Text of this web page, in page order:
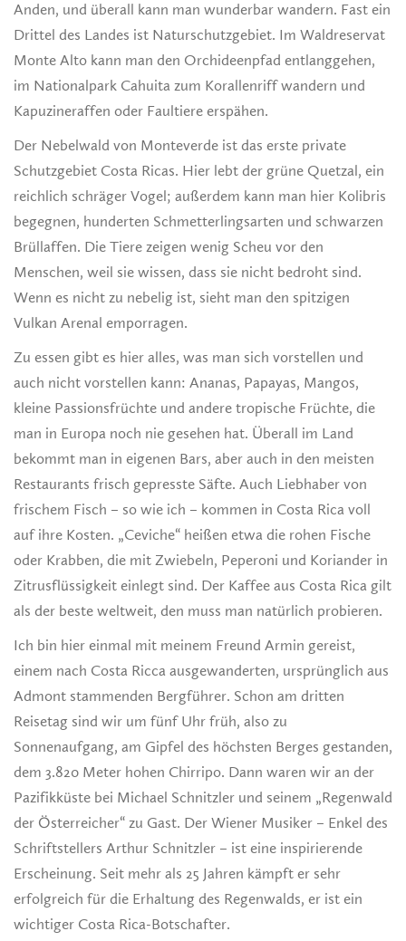
Anden, und überall kann man wunderbar wandern. Fast ein
Drittel des Landes ist Naturschutzgebiet. Im Waldreservat
Monte Alto kann man den Orchideenpfad entlanggehen,
im Nationalpark Cahuita zum Korallenriff wandern und
Kapuzineraffen oder Faultiere erspähen.
Der Nebelwald von Monteverde ist das erste private
Schutzgebiet Costa Ricas. Hier lebt der grüne Quetzal, ein
reichlich schräger Vogel; außerdem kann man hier Kolibris
begegnen, hunderten Schmetterlingsarten und schwarzen
Brüllaffen. Die Tiere zeigen wenig Scheu vor den
Menschen, weil sie wissen, dass sie nicht bedroht sind.
Wenn es nicht zu nebelig ist, sieht man den spitzigen
Vulkan Arenal emporragen.
Zu essen gibt es hier alles, was man sich vorstellen und
auch nicht vorstellen kann: Ananas, Papayas, Mangos,
kleine Passionsfrüchte und andere tropische Früchte, die
man in Europa noch nie gesehen hat. Überall im Land
bekommt man in eigenen Bars, aber auch in den meisten
Restaurants frisch gepresste Säfte. Auch Liebhaber von
frischem Fisch – so wie ich – kommen in Costa Rica voll
auf ihre Kosten. „Ceviche“ heißen etwa die rohen Fische
oder Krabben, die mit Zwiebeln, Peperoni und Koriander in
Zitrusflüssigkeit einlegt sind. Der Kaffee aus Costa Rica gilt
als der beste weltweit, den muss man natürlich probieren.
Ich bin hier einmal mit meinem Freund Armin gereist,
einem nach Costa Ricca ausgewanderten, ursprünglich aus
Admont stammenden Bergführer. Schon am dritten
Reisetag sind wir um fünf Uhr früh, also zu
Sonnenaufgang, am Gipfel des höchsten Berges gestanden,
dem 3.820 Meter hohen Chirripo. Dann waren wir an der
Pazifikküste bei Michael Schnitzler und seinem „Regenwald
der Österreicher“ zu Gast. Der Wiener Musiker – Enkel des
Schriftstellers Arthur Schnitzler – ist eine inspirierende
Erscheinung. Seit mehr als 25 Jahren kämpft er sehr
erfolgreich für die Erhaltung des Regenwalds, er ist ein
wichtiger Costa Rica-Botschafter.